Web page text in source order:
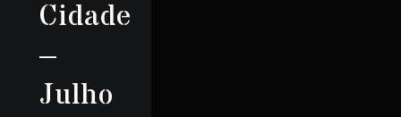
Cidade
–
Julho